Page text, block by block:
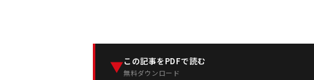
▼この記事をPDFで読む
無料ダウンロード